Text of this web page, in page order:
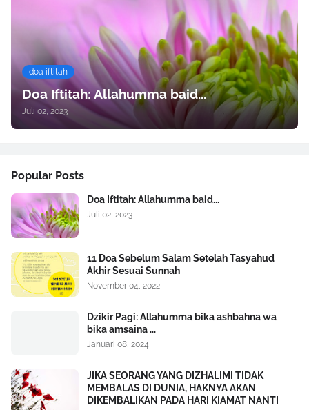
doa iftitah
Doa Iftitah: Allahumma baid...
Juli 02, 2023
Popular Posts
Doa Iftitah: Allahumma baid...
Juli 02, 2023
11 Doa Sebelum Salam Setelah Tasyahud
Akhir Sesuai Sunnah
November 04, 2022
Dzikir Pagi: Allahumma bika ashbahna wa
bika amsaina ...
Januari 08, 2024
JIKA SEORANG YANG DIZHALIMI TIDAK
MEMBALAS DI DUNIA, HAKNYA AKAN
DIKEMBALIKAN PADA HARI KIAMAT NANTI